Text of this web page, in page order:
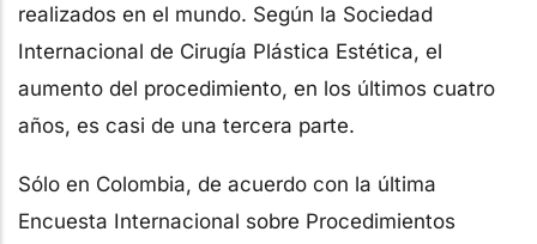
realizados en el mundo. Según la Sociedad
Internacional de Cirugía Plástica Estética, el
aumento del procedimiento, en los últimos cuatro
años, es casi de una tercera parte.
Sólo en Colombia, de acuerdo con la última
Encuesta Internacional sobre Procedimientos